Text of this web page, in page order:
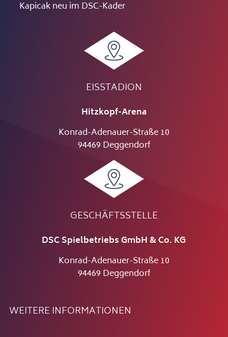
Kapicak neu im DSC-Kader
EISSTADION
Hitzkopf-Arena
Konrad-Adenauer-Straße 10
94469 Deggendorf
GESCHÄFTSSTELLE
DSC Spielbetriebs GmbH & Co. KG
Konrad-Adenauer-Straße 10
94469 Deggendorf
WEITERE INFORMATIONEN